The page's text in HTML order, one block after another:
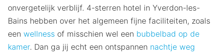
onvergetelijk verblijf. 4-sterren hotel in Yverdon-les-
Bains hebben over het algemeen fijne faciliteiten, zoals
een wellness of misschien wel een bubbelbad op de
kamer. Dan ga jij echt een ontspannen nachtje weg